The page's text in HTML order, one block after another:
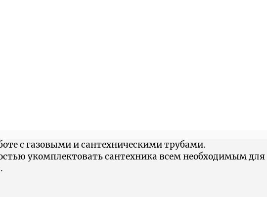
с газовыми и сантехническими трубами.
укомплектовать сантехника всем необходимым для